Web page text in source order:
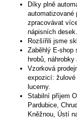
Díky plně
automatizované
zpracovávat
nápisních desek.
Rozšířili jsme
Zaběhlý E-shop
hrobů,
Vzorková
expozicí: žulové
lucerny.
Stabilní příjem
Pardubice,
Kněžnou, Ústí